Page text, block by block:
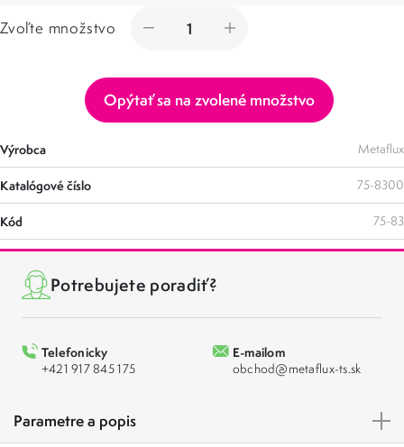
Zvoľte množstvo
Opýtať sa na zvolené množstvo
Výrobca Metaflux
Katalógové číslo 75-8300
Kód 75-83
Potrebujete poradiť?
Telefonicky
+421 917 845 175
E-mailom
obchod@metaflux-ts.sk
Parametre a popis